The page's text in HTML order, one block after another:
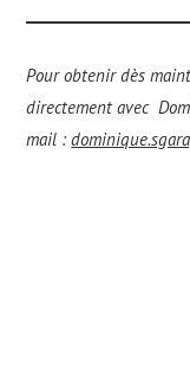
Pour obtenir dès
directement avec
mail :